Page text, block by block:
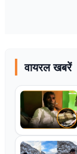
वायरल खबरें